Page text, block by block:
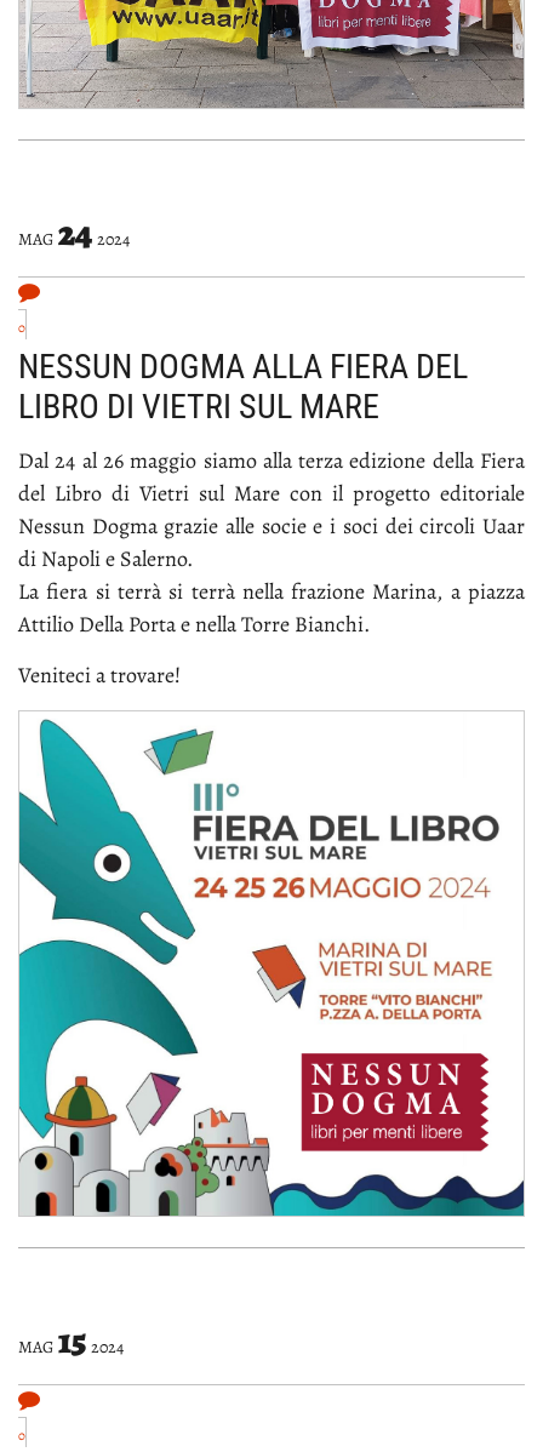
MAG 24 2024
0
NESSUN DOGMA ALLA FIERA DEL
LIBRO DI VIETRI SUL MARE
Dal 24 al 26 mag­gio sia­mo al­la ter­za edi­zio­ne del­la Fie­ra
del Li­bro di Vie­tri sul Ma­re con il pro­get­to edi­to­ria­le
Nes­sun Dog­ma gra­zie al­le so­cie e i so­ci dei cir­co­li Uaar
di Na­po­li e Sa­ler­no.
La fie­ra si ter­rà si ter­rà nel­la fra­zio­ne Ma­ri­na, a piaz­za
At­ti­lio Del­la Por­ta e nel­la Tor­re Bian­chi.
Ve­ni­te­ci a tro­va­re!
MAG 15 2024
0